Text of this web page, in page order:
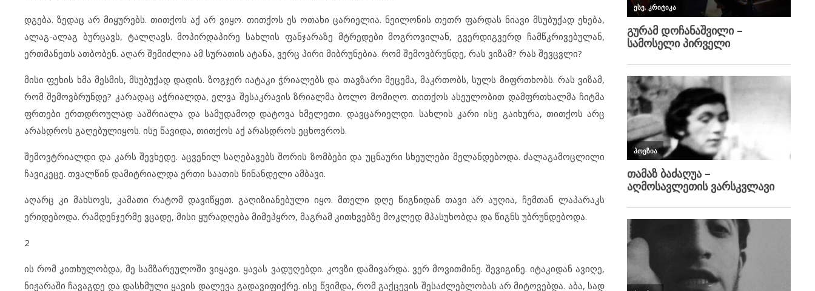
დგება. ზედაც არ მიყურებს. თითქოს აქ არ ვიყო. თითქოს ეს ოთახი ცარიელია. ნეილონის თეთრ ფარდას ნიავი მსუბუქად ეხება,
ალაგ-ალაგ ბურცავს, ტალღავს. მოპირდაპირე სახლის ფანჯარაზე მტრედები მოგროვილან, გვერდიგვერდ ჩამწკრივებულან,
ერთმანეთს ათბობენ. აღარ შემიძლია ამ სურათის ატანა, ვერც პირი მიბრუნებია. რომ შემოვბრუნდე, რას ვიზამ? რას შევცვლი?
მისი ფეხის ხმა მესმის, მსუბუქად დადის. ზოგჯერ იატაკი ჭრიალებს და თავზარი მეცემა, მაკრთობს, სულს მიფრთხობს. რას ვიზამ,
რომ შემოვბრუნდე? კარადაც აჭრიალდა, ელვა შესაკრავის ზრიალმა ბოლო მომიღო. თითქოს ასეულობით დამფრთხალმა ჩიტმა
ფრთები ერთდროულად ააშრიალა და სამუდამოდ დატოვა ხმელეთი. დავცარიელდი. სახლის კარი ისე გაიხურა, თითქოს არც
არასდროს გაღებულიყოს. ისე წავიდა, თითქოს აქ არასდროს ეცხოვროს.
შემოვტრიალდი და კარს შევხედე. აცვენილ საღებავებს შორის ზომბები და უცნაური სხეულები მელანდებოდა. ძალაგამოცლილი
ჩავიკეცე. თვალწინ დამიტრიალდა ერთი საათის წინანდელი ამბავი.
აღარც კი მახსოვს, კამათი რატომ დავიწყეთ. გაღიზიანებული იყო. მთელი დღე წიგნიდან თავი არ აუღია, ჩემთან ლაპარაკს
ერიდებოდა. რამდენჯერმე ვცადე, მისი ყურადღება მიმეპყრო, მაგრამ კითხვებზე მოკლედ მპასუხობდა და წიგნს უბრუნდებოდა.
2
ის რომ კითხულობდა, მე სამზარეულოში ვიყავი. ყავას ვადუღებდი. კოვზი დამივარდა. ვერ მოვითმინე. შევიგინე. იტაკიდან ავიღე,
ნიჟარაში ჩავაგდე და დასხმული ყავის დალევა გადავიფიქრე. ისე წვიმდა, რომ გაქცევის შესაძლებლობას არ მიტოვებდა. აბა, სად